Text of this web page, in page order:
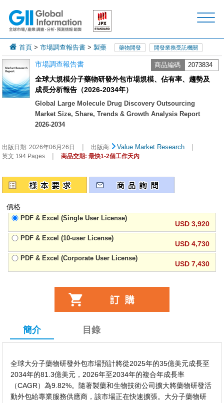
首頁 >市場調查報告書 >製藥 藥物開發 開發業務受託機關
市場調查報告書 商品編碼 2073834
全球大規模分子藥物研發外包市場規模、佔有率、趨勢及
成長分析報告（2026-2034年）
Global Large Molecule Drug Discovery Outsourcing
Market Size, Share, Trends & Growth Analysis Report
2026-2034
出版日期:2026年06月26日 | 出版商: Value Market Research |
英文 194 Pages | 商品交期: 最快1-2個工作天內
價格
PDF & Excel (Single User License)
USD 3,920
PDF & Excel (10-user License)
USD 4,730
PDF & Excel (Corporate User License)
USD 7,430
簡介 目錄
全球大分子藥物研發外包市場預計將從2025年的35億美元成長至
2034年的81.3億美元，2026年至2034年的複合年成長率
（CAGR）為9.82%。隨著製藥和生物技術公司擴大將藥物研發活
動外包給專業服務供應商，該市場正在快速擴張。大分子藥物研